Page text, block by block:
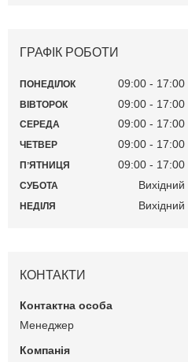
ГРАФІК РОБОТИ
ПОНЕДІЛОК 09:00 17:00
ВІВТОРОК 09:00 17:00
СЕРЕДА 09:00 17:00
ЧЕТВЕР 09:00 17:00
ПʼЯТНИЦЯ 09:00 17:00
СУБОТА Вихідний
НЕДІЛЯ Вихідний
КОНТАКТИ
Менеджер